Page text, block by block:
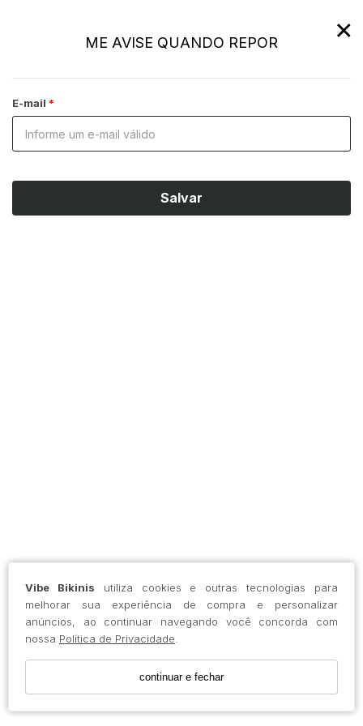
Vibe Bikinis utiliza cookies e outras tecnologias para
melhorar sua experiência de compra e personalizar
anúncios, ao continuar navegando você concorda com
nossa Política de Privacidade
continuar e fechar
×
ME AVISE QUANDO REPOR
E-mail
Salvar